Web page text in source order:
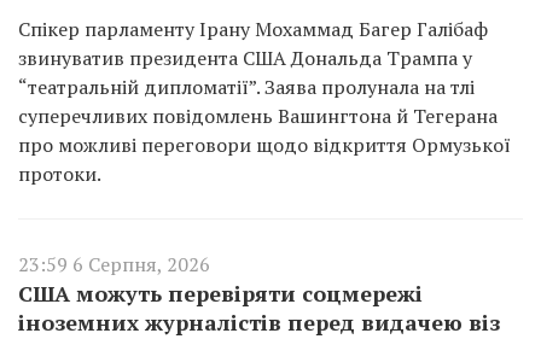
Спікер парламенту Ірану Мохаммад Багер Галібаф
звинуватив президента США Дональда Трампа у
“театральній дипломатії”. Заява пролунала на тлі
суперечливих повідомлень Вашингтона й Тегерана
про можливі переговори щодо відкриття Ормузької
протоки.
23:59 6 Серпня, 2026
США можуть перевіряти соцмережі
іноземних журналістів перед видачею віз